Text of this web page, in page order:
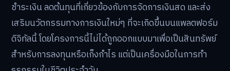
ชำระเงิน ลดต้นทุนที่เกี่ยวข้องกับการจัดการเงินสด และส่ง
เสริมนวัตกรรมทางการเงินใหม่ๆ ที่จะเกิดขึ้นบนแพลตฟอร์ม
ดิจิทัลนี้ โดยโครงการนี้ไม่ได้ถูกออกแบบมาเพื่อเป็นสินทรัพย์
สำหรับการลงทุนหรือเก็งกำไร แต่เป็นเครื่องมือในการทำ